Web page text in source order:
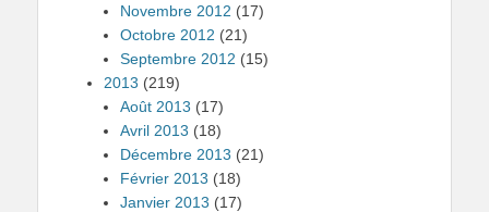
Novembre 2012 (17)
Octobre 2012 (21)
Septembre 2012 (15)
2013 (219)
Août 2013 (17)
Avril 2013 (18)
Décembre 2013 (21)
Février 2013 (18)
Janvier 2013 (17)